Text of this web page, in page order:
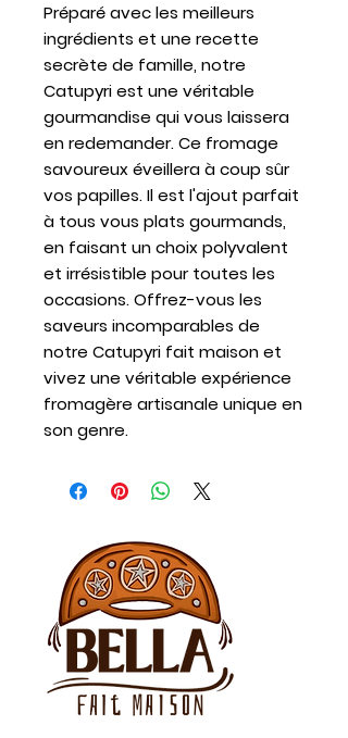
Préparé avec les meilleurs
ingrédients et une recette
secrète de famille, notre
Catupyri est une véritable
gourmandise qui vous laissera
en redemander. Ce fromage
savoureux éveillera à coup sûr
vos papilles. Il est l'ajout parfait
à tous vous plats gourmands,
en faisant un choix polyvalent
et irrésistible pour toutes les
occasions. Offrez-vous les
saveurs incomparables de
notre Catupyri fait maison et
vivez une véritable expérience
fromagère artisanale unique en
son genre.